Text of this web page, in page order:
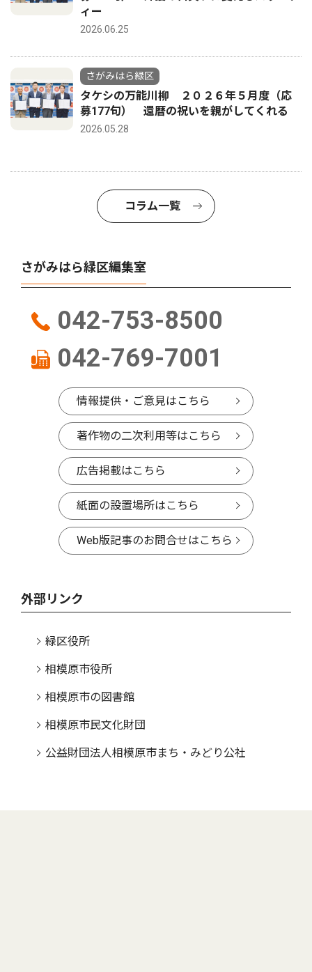
ィー
2026.06.25
さがみはら緑区
タケシの万能川柳 ２０２６年５月度（応
募177句） 還暦の祝いを親がしてくれる
2026.05.28
コラム一覧
さがみはら緑区編集室
042-753-8500
042-769-7001
情報提供・ご意見はこちら
著作物の二次利用等はこちら
広告掲載はこちら
紙面の設置場所はこちら
Web版記事のお問合せはこちら
外部リンク
緑区役所
相模原市役所
相模原市の図書館
相模原市民文化財団
公益財団法人相模原市まち・みどり公社